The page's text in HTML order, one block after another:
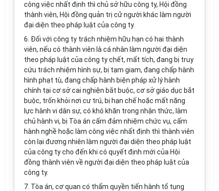
công việc nhất định thì chủ sở hữu công ty, Hội đồng
thành viên, Hội đồng quản trị cử người khác làm người
đại diện theo pháp luật của công ty.
6. Đối với công ty trách nhiệm hữu hạn có hai thành
viên, nếu có thành viên là cá nhân làm người đại diện
theo pháp luật của công ty chết, mất tích, đang bị truy
cứu trách nhiệm hình sự, bị tạm giam, đang chấp hành
hình phạt tù, đang chấp hành biện pháp xử lý hành
chính tại cơ sở cai nghiện bắt buộc, cơ sở giáo dục bắt
buộc, trốn khỏi nơi cư trú, bị hạn chế hoặc mất năng
lực hành vi dân sự, có khó khăn trong nhận thức, làm
chủ hành vi, bị Tòa án cấm đảm nhiệm chức vụ, cấm
hành nghề hoặc làm công việc nhất định thì thành viên
còn lại đương nhiên làm người đại diện theo pháp luật
của công ty cho đến khi có quyết định mới của Hội
đồng thành viên về người đại diện theo pháp luật của
công ty.
7. Tòa án, cơ quan có thẩm quyền tiến hành tố tụng